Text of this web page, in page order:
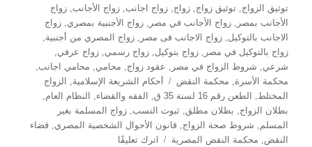
توثيق الزواج,توثيق زواج,زواج,زواج اجانب,زواج الأجانب,زواج
الأجانب بمصر ,زواج الأجانب في مصر ,زواج الأجنبية بمصري,زواج
الاجانب بالتوكيل,زواج الاجانب فى مصر ,زواج المصري من أجنبية,
زواج بالتوكيل في مصر ,زواج بتوكيل,زواج رسمي,زواج عرفي,
شرعي, شروط الزواج في مصر , عقود زواج, محامي, محامي اجانب,
محكمة الأسرة, محكمة النقض الوسوم
أحكام الشريعة الإسلامية,
الزواج
المختلط, الطعن رقم 16 لسنة 35 ق , الفقه والقضاء, النظام العام,
بطلان الزواج, بطلان مطلق,ثبوت النسب,زواج المسلمة بغير
المسلم, شروط صحة الزواج,قانون الأحوال الشخصية المصري,قضاء
النقض, محكمة النقض المصرية اترك تعليقًا